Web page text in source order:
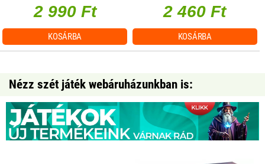
2 990 Ft
KOSÁRBA
2 460 Ft
KOSÁRBA
Nézz szét játék webáruházunkban is: